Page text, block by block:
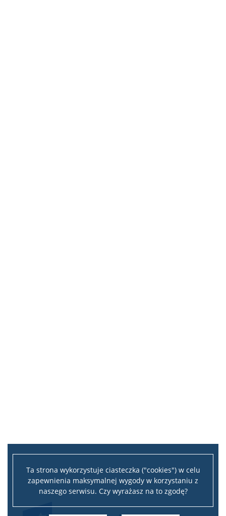
Ta strona wykorzystuje ciasteczka ("cookies") w celu
zapewnienia maksymalnej wygody w korzystaniu z
naszego serwisu. Czy wyrażasz na to zgodę?